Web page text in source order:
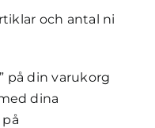
och antal ni
på din varukorg
dina